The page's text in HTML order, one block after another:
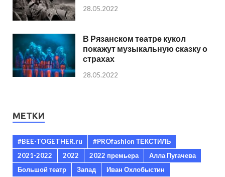
28.05.2022
В Рязанском театре кукол
покажут музыкальную сказку о
страхах
28.05.2022
МЕТКИ
#BEE-TOGETHER.ru
#PROfashion ТЕКСТИЛЬ
2021-2022
2022 2022 премьера
Алла Пугачева
Большой театр
Запад
Иван Охлобыстин